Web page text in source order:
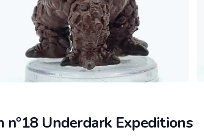
n°18 Underdark Expeditions